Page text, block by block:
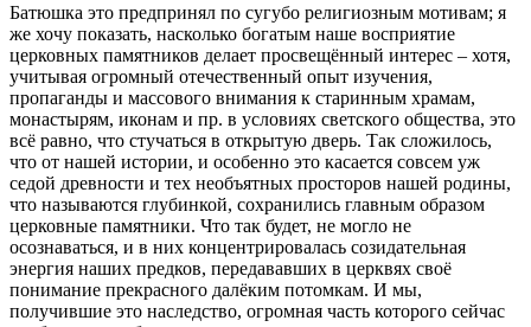
Батюшка это предпринял по сугубо религиозным мотивам; я
же хочу показать, насколько богатым наше восприятие
церковных памятников делает просвещённый интерес – хотя,
учитывая огромный отечественный опыт изучения,
пропаганды и массового внимания к старинным храмам,
монастырям, иконам и пр. в условиях светского общества, это
всё равно, что стучаться в открытую дверь. Так сложилось,
что от нашей истории, и особенно это касается совсем уж
седой древности и тех необъятных просторов нашей родины,
что называются глубинкой, сохранились главным образом
церковные памятники. Что так будет, не могло не
осознаваться, и в них концентрировалась созидательная
энергия наших предков, передававших в церквях своё
понимание прекрасного далёким потомкам. И мы,
получившие это наследство, огромная часть которого сейчас